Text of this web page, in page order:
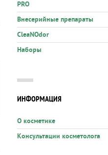
PRO
Внесерийные препараты
CleaNOdor
Наборы
ИНФОРМАЦИЯ
О косметике
Консультации косметолога